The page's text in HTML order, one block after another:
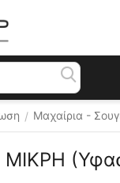
/ Μαχαίρια -